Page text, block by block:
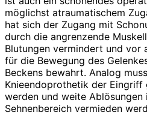
möglichst atraumatischem
hat sich der Zugang mit
durch die angrenzende
Blutungen vermindert und vor
für die Bewegung des
Beckens bewahrt. Analog
Knieendoprothetik der
werden und weite Ablösungen
Sehnenbereich vermieden